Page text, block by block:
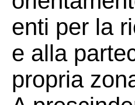
enti per la
e alla
propria